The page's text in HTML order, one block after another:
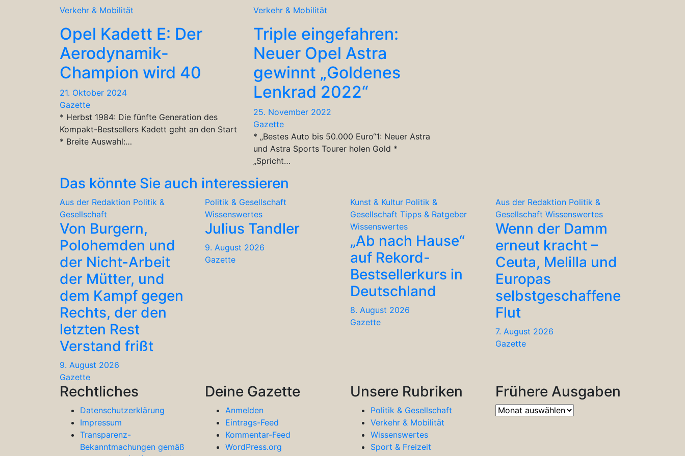
Verkehr & Mobilität
Opel Kadett E: Der
Aerodynamik-
Champion wird 40
21. Oktober 2024
Gazette
* Herbst 1984: Die fünfte Generation des
Kompakt-Bestsellers Kadett geht an den Start
* Breite Auswahl:…
Verkehr & Mobilität
Triple eingefahren:
Neuer Opel Astra
gewinnt „Goldenes
Lenkrad 2022“
25. November 2022
Gazette
* „Bestes Auto bis 50.000 Euro“1: Neuer Astra
und Astra Sports Tourer holen Gold *
„Spricht…
Das könnte Sie auch interessieren
Aus der Redaktion Politik &
Gesellschaft
Von Burgern,
Polohemden und
der Nicht-Arbeit
der Mütter, und
dem Kampf gegen
Rechts, der den
letzten Rest
Verstand frißt
9. August 2026
Gazette
Politik & Gesellschaft
Wissenswertes
Julius Tandler
9. August 2026
Gazette
Kunst & Kultur Politik &
Gesellschaft Tipps & Ratgeber
Wissenswertes
„Ab nach Hause“
auf Rekord-
Bestsellerkurs in
Deutschland
8. August 2026
Gazette
Aus der Redaktion Politik &
Gesellschaft Wissenswertes
Wenn der Damm
erneut kracht –
Ceuta, Melilla und
Europas
selbstgeschaffene
Flut
7. August 2026
Gazette
Rechtliches
Datenschutzerklärung
Impressum
Transparenz-
Bekanntmachungen gemäß
Deine Gazette
Anmelden
Eintrags-Feed
Kommentar-Feed
WordPress.org
Unsere Rubriken
Politik & Gesellschaft
Verkehr & Mobilität
Wissenswertes
Sport & Freizeit
Frühere Ausgaben
Frühere